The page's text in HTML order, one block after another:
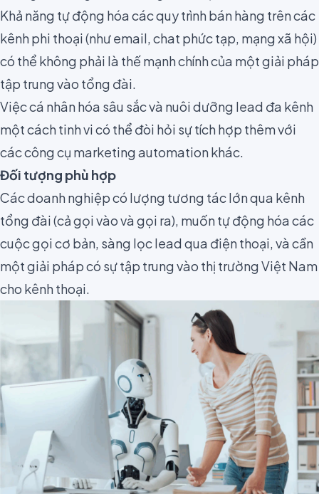
Khả năng tự động hóa các quy trình bán hàng trên các
kênh phi thoại (như email, chat phức tạp, mạng xã hội)
có thể không phải là thế mạnh chính của một giải pháp
tập trung vào tổng đài.
Việc cá nhân hóa sâu sắc và nuôi dưỡng lead đa kênh
một cách tinh vi có thể đòi hỏi sự tích hợp thêm với
các công cụ marketing automation khác.
Đối tượng phù hợp
Các doanh nghiệp có lượng tương tác lớn qua kênh
tổng đài (cả gọi vào và gọi ra), muốn tự động hóa các
cuộc gọi cơ bản, sàng lọc lead qua điện thoại, và cần
một giải pháp có sự tập trung vào thị trường Việt Nam
cho kênh thoại.